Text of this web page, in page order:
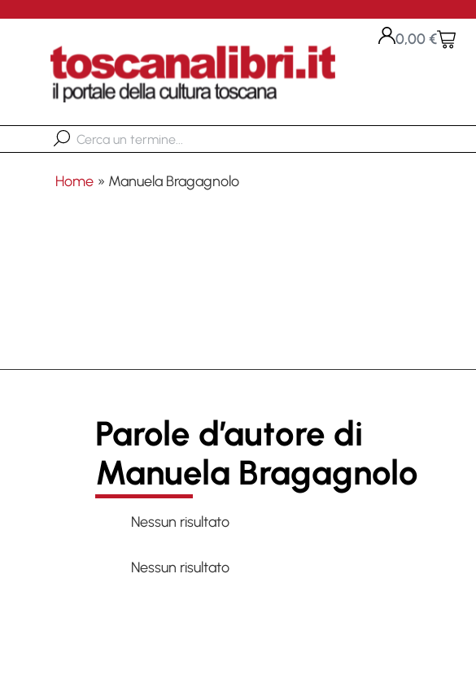
0,00€
Home » Manuela Bragagnolo
Parole d’autore di
Manuela Bragagnolo
Nessun risultato
Nessun risultato